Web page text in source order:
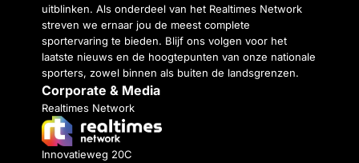
uitblinken. Als onderdeel van het Realtimes Network
streven we ernaar jou de meest complete
sportervaring te bieden. Blijf ons volgen voor het
laatste nieuws en de hoogtepunten van onze nationale
sporters, zowel binnen als buiten de landsgrenzen.
Corporate & Media
Realtimes Network
Innovatieweg 20C